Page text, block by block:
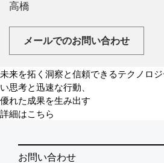
高橋
メールでのお問い合わせ
未来を拓く洞察と信頼できるテクノロ
い思考と迅速な行動、
優れた成果を生み出す
詳細はこちら
お問い合わせ